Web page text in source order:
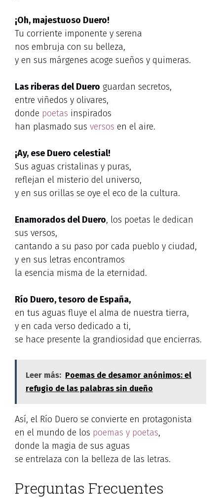
¡Oh, majestuoso Duero!
Tu corriente imponente y serena
nos embruja con su belleza,
y en sus márgenes acoge sueños y quimeras.
Las riberas del Duero guardan secretos,
entre viñedos y olivares,
donde poetas inspirados
han plasmado sus versos en el aire.
¡Ay, ese Duero celestial!
Sus aguas cristalinas y puras,
reflejan el misterio del universo,
y en sus orillas se oye el eco de la cultura.
Enamorados del Duero, los poetas le dedican
sus versos,
cantando a su paso por cada pueblo y ciudad,
y en sus letras encontramos
la esencia misma de la eternidad.
Río Duero, tesoro de España,
en tus aguas fluye el alma de nuestra tierra,
y en cada verso dedicado a ti,
se hace presente la grandiosidad que encierras.
Leer más: Poemas de desamor anónimos: el
refugio de las palabras sin dueño
Así, el Río Duero se convierte en protagonista
en el mundo de los poemas y poetas,
donde la magia de sus aguas
se entrelaza con la belleza de las letras.
Preguntas Frecuentes